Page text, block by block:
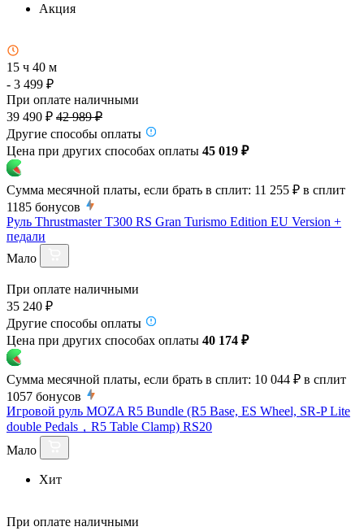
Акция
15 ч 40 м
- 3 499 ₽
При оплате наличными
39 490 ₽ 42 989 ₽
Другие способы оплаты
Цена при других способах оплаты 45 019 ₽
Сумма месячной платы, если брать в сплит: 11 255 ₽ в сплит
1185 бонусов
Руль Thrustmaster T300 RS Gran Turismo Edition EU Version +
педали
Мало
При оплате наличными
35 240 ₽
Другие способы оплаты
Цена при других способах оплаты 40 174 ₽
Сумма месячной платы, если брать в сплит: 10 044 ₽ в сплит
1057 бонусов
Игровой руль MOZA R5 Bundle (R5 Base, ES Wheel, SR-P Lite
double Pedals，R5 Table Clamp) RS20
Мало
Хит
При оплате наличными